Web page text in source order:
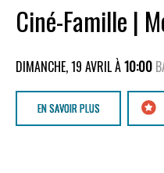
Ciné-Famille |
DIMANCHE, 19 AVRIL À10:00
EN SAVOIR PLUS